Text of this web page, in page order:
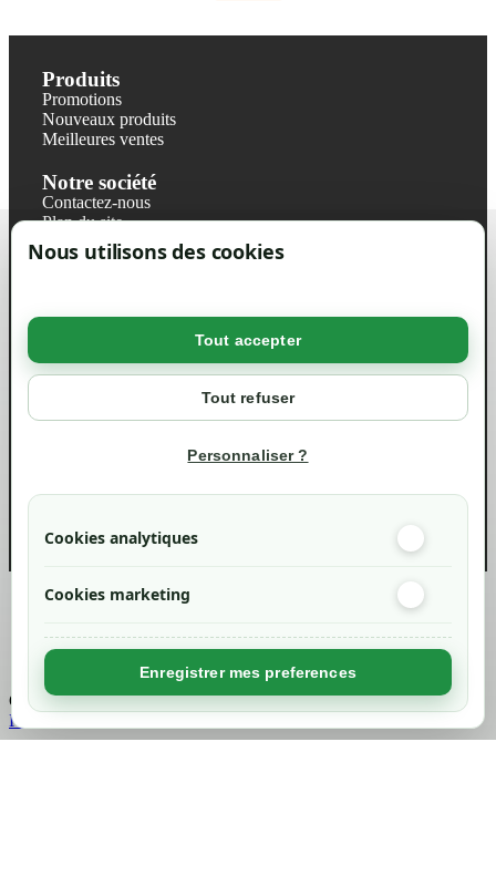
Nous utilisons des cookies
Tout accepter
Tout refuser
Personnaliser ?
Cookies analytiques
Cookies marketing
Enregistrer mes preferences
Produits
Promotions
Nouveaux produits
Meilleures ventes
Notre société
Contactez-nous
Plan du site
Magasin
Mentions légales
Politique de confidentialité RGPD
Votre compte
info@green-tech-shop.com
Created byNageoconcept
Chargement...
Retour en haut